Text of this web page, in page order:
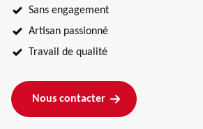
Sans engagement
Artisan passionné
Travail de qualité
Nous contacter